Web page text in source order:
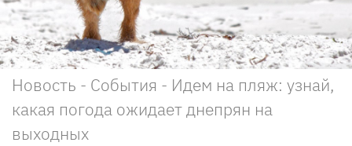
Новость - События - Идем на пляж: узнай,
какая погода ожидает днепрян на
выходных